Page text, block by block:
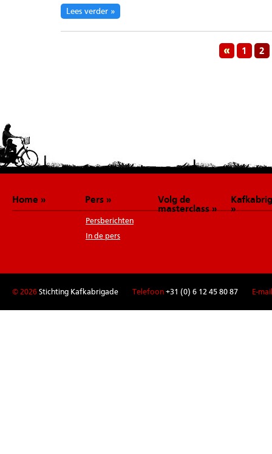
Lees verder
1 2
Home Pers
Persberichten
In de pers
Volg de
masterclass
© 2026 Stichting Kafkabrigade Telefoon +31 (0) 6 12 45 80 87 E-mail